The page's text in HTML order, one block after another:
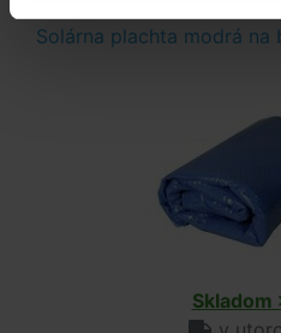
Solárna plachta modrá na
Skladom